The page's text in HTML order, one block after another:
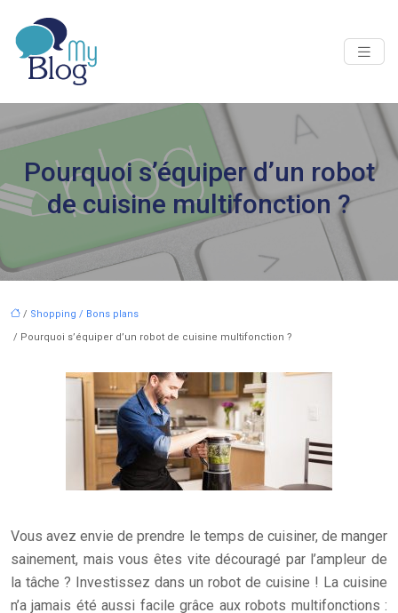
Pourquoi s’équiper d’un robot
de cuisine multifonction ?
/ Shopping / Bons plans
/ Pourquoi s’équiper d’un robot de cuisine multifonction ?
Vous avez envie de prendre le temps de cuisiner, de manger
sainement, mais vous êtes vite découragé par l’ampleur de
la tâche ? Investissez dans un robot de cuisine ! La cuisine
n’a jamais été aussi facile grâce aux robots multifonctions :